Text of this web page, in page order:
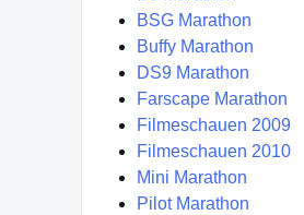
BSG Marathon
Buffy Marathon
DS9 Marathon
Farscape Marathon
Filmeschauen 2009
Filmeschauen 2010
Mini Marathon
Pilot Marathon